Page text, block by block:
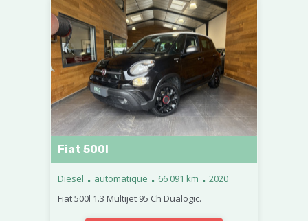
Fiat 500l
Diesel . automatique . 66 091 km . 2020
Fiat 500l 1.3 Multijet 95 Ch Dualogic.